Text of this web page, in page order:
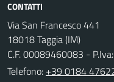
CONTATTI
Via San Francesco 441
18018 Taggia (IM)
C.F. 00089460083 -
Telefono: +39 0184